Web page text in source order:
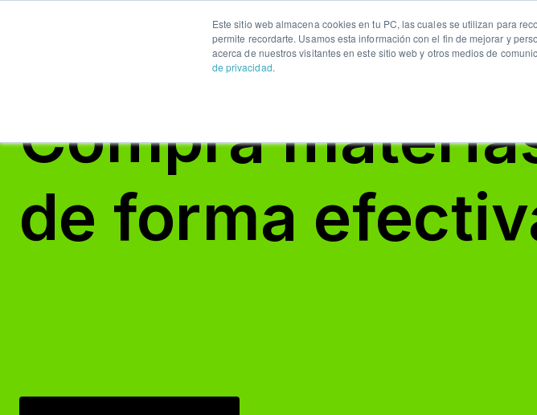
Este sitio web almacena cookies en tu PC, las cuales se utilizan para
permite recordarte. Usamos esta información con el fin de mejorar y
acerca de nuestros visitantes en este sitio web y otros medios de
de privacidad.
Comprar Vender Muestras Precios Blog
Muestras
Blog
Compra
de forma